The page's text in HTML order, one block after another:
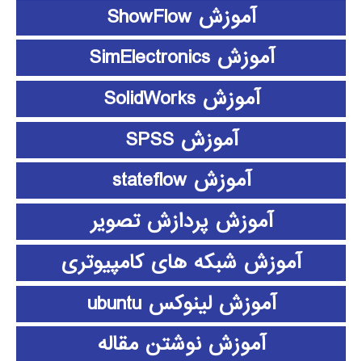
آموزش ShowFlow
آموزش SimElectronics
آموزش SolidWorks
آموزش SPSS
آموزش stateflow
آموزش پردازش تصویر
آموزش شبکه های کامپیوتری
آموزش لینوکس ubuntu
آموزش نوشتن مقاله